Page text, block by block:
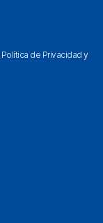
Política de Privacidad y